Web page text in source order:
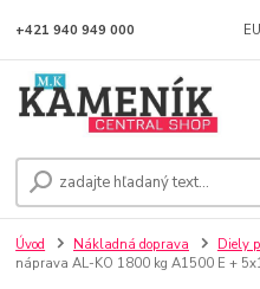
+421 940 949 000
Úvod Nákladná doprava Diely
náprava AL-KO 1800 kg A1500 E +